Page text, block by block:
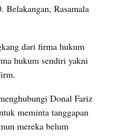
Belakangan, Rasamala
dari firma hukum
hukum sendiri yakni
Donal Fariz
meminta tanggapan
mereka belum